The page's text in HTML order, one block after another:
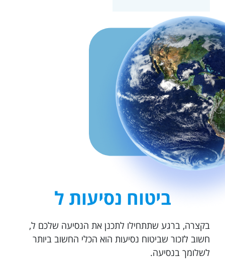
ביטוח נסיעות ל
בקצרה, ברגע שתתחילו לתכנן את הנסיעה שלכם ל,
חשוב לזכור שביטוח נסיעות הוא הכלי החשוב ביותר
לשלומך בנסיעה.